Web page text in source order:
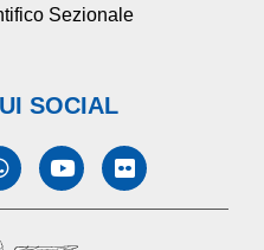
Sezionale
SOCIAL